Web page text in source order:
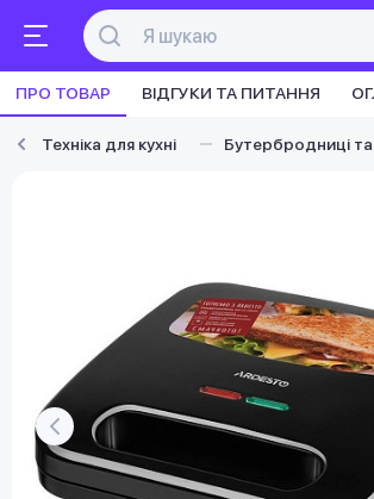
ПРО ТОВАР ВІДГУКИ ТА ПИТАННЯ
Техніка для кухні Бутербродниці